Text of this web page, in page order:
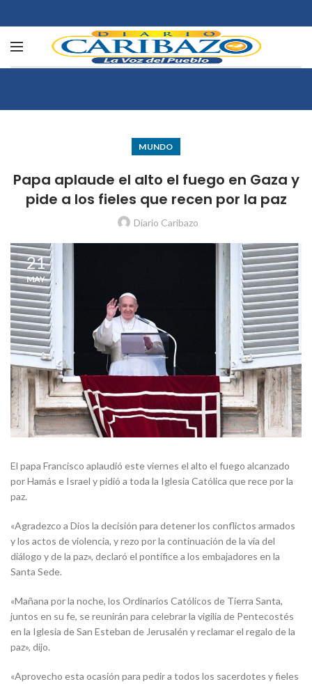
MUNDO
Papa aplaude el alto el fuego en Gaza y
pide a los fieles que recen por la paz
Diario Caribazo
21
MAY
El papa Francisco aplaudió este viernes el alto el fuego alcanzado
por Hamás e Israel y pidió a toda la Iglesia Católica que rece por la
paz.
«Agradezco a Dios la decisión para detener los conflictos armados
y los actos de violencia, y rezo por la continuación de la vía del
diálogo y de la paz», declaró el pontífice a los embajadores en la
Santa Sede.
«Mañana por la noche, los Ordinarios Católicos de Tierra Santa,
juntos en su fe, se reunirán para celebrar la vigilia de Pentecostés
en la Iglesia de San Esteban de Jerusalén y reclamar el regalo de la
paz», dijo.
«Aprovecho esta ocasión para pedir a todos los sacerdotes y fieles